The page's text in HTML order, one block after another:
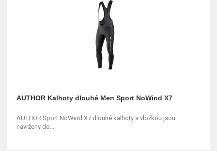
AUTHOR Kalhoty dlouhé Men Sport NoWind X7
AUTHOR Sport NoWind X7 dlouhé kalhoty s vložkou jsou
navrženy do...